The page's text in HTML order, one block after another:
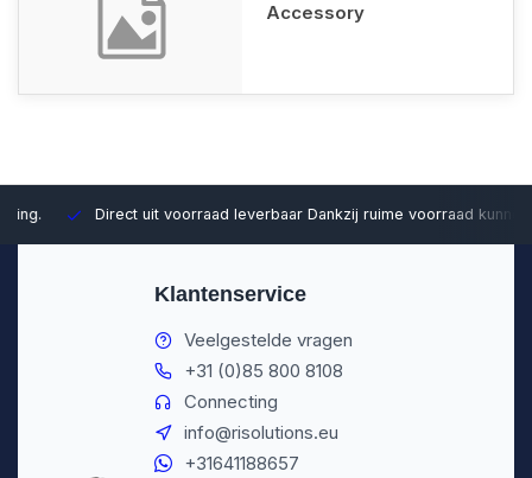
Accessory
Direct uit voorraad leverbaarDankzij ruime voorraad kunnen wij
Klantenservice
Veelgestelde vragen
+31 (0)85 800 8108
Connecting
info@risolutions.eu
+31641188657